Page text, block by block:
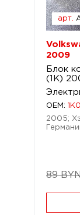
арт.
2009
Блок
(1K)
OEM:
2005;
89